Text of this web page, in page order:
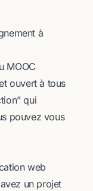
à
MOOC
ouvert à tous
qui
pouvez vous
web
un projet